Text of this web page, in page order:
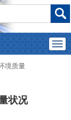
境质量
状况